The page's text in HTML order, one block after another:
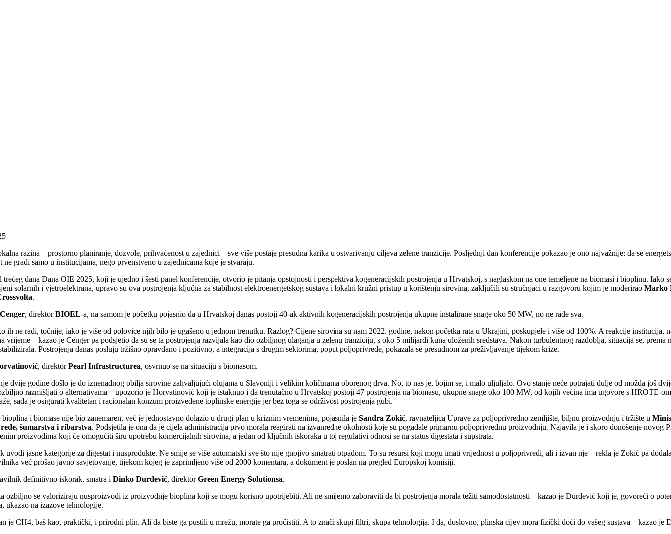
razina – prostorno planiranje, dozvole, prihvaćenost u zajednici – sve više postaje presudna karika u ostvarivanju ciljeva zelene tranzicije. Posljednji dan konferencije pokazao je ono najvažnije: da se
ne gradi samo u institucijama, nego prvenstveno u zajednicama koje je stvaraju.
trećeg dana Dana OIE 2025, koji je ujedno i šesti panel konferencije, otvorio je pitanja opstojnosti i perspektiva kogeneracijskih postrojenja u Hrvatskoj, s naglaskom na one temeljene na biomasi i bioplinu. Iako
solarnih i vjetroelektrana, upravo su ova postrojenja ključna za stabilnost elektroenergetskog sustava i lokalni kružni pristup u korištenju sirovina, zaključili su stručnjaci u razgovoru kojim je moderirao Marko
.
, direktorBIOEL-a, na samom je početku pojasnio da u Hrvatskoj danas postoji 40-ak aktivnih kogeneracijskih postrojenja ukupne instalirane snage oko 50 MW, no ne rade sva.
ih ne radi, točnije, iako je više od polovice njih bilo je ugašeno u jednom trenutku. Razlog? Cijene sirovina su nam 2022. godine, nakon početka rata u Ukrajini, poskupjele i više od 100%. A reakcije institucija,
vrijeme – kazao je Cenger pa podsjetio da su se ta postrojenja razvijala kao dio ozbiljnog ulaganja u zelenu tranziciju, s oko 5 milijardi kuna uloženih sredstava. Nakon turbulentnog razdoblja, situacija se, prema
Postrojenja danas posluju tržišno opravdano i pozitivno, a integracija s drugim sektorima, poput poljoprivrede, pokazala se presudnom za preživljavanje tijekom krize.
, direktorPearl Infrastructurea, osvrnuo se na situaciju s biomasom.
dvije godine došlo je do iznenadnog obilja sirovine zahvaljujući olujama u Slavoniji i velikim količinama oborenog drva. No, to nas je, bojim se, i malo uljuljalo. Ovo stanje neće potrajati dulje od možda još
razmišljati o alternativama – upozorio je Horvatinović koji je istaknuo i da trenutačno u Hrvatskoj postoji 47 postrojenja na biomasu, ukupne snage oko 100 MW, od kojih većina ima ugovore s HROTE-
sada je osigurati kvalitetan i racionalan konzum proizvedene toplinske energije jer bez toga se održivost postrojenja gubi.
bioplina i biomase nije bio zanemaren, već je jednostavno dolazio u drugi plan u kriznim vremenima, pojasnila je Sandra Zokić, ravnateljica Uprave za poljoprivredno zemljište, biljnu proizvodnju i tržište u
šumarstva i ribarstva. Podsjetila je ona da je cijela administracija prvo morala reagirati na izvanredne okolnosti koje su pogađale primarnu poljoprivrednu proizvodnju. Najavila je i skoro donošenje novog
proizvodima koji će omogućiti širu upotrebu komercijalnih sirovina, a jedan od ključnih iskoraka u toj regulativi odnosi se na status digestata i supstrata.
uvodi jasne kategorije za digestat i nusprodukte. Ne smije se više automatski sve što nije gnojivo smatrati otpadom. To su resursi koji mogu imati vrijednost u poljoprivredi, ali i izvan nje – rekla je Zokić pa
već prošao javno savjetovanje, tijekom kojeg je zaprimljeno više od 2000 komentara, a dokument je poslan na pregled Europskoj komisiji.
definitivno iskorak, smatra i Dinko Đurđević, direktorGreen Energy Solutionsa.
ozbiljno se valoriziraju nusproizvodi iz proizvodnje bioplina koji se mogu korisno upotrijebiti. Ali ne smijemo zaboraviti da bi postrojenja morala težiti samodostatnosti – kazao je Đurđević koji je, govoreći o
ukazao na izazove tehnologije.
je CH4, baš kao, praktički, i prirodni plin. Ali da biste ga pustili u mrežu, morate ga pročistiti. A to znači skupi filtri, skupa tehnologija. I da, doslovno, plinska cijev mora fizički doći do vašeg sustava – kazao je